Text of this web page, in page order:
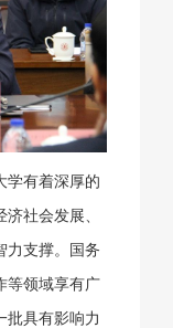
学有着深厚的
社会发展、
力支撑。国务
等领域享有广
批具有影响力